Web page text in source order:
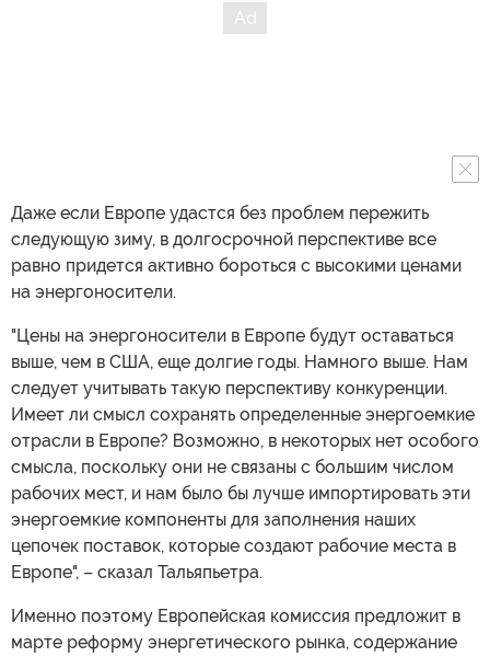
Даже если Европе удастся без проблем пережить
следующую зиму, в долгосрочной перспективе все
равно придется активно бороться с высокими ценами
на энергоносители.
"Цены на энергоносители в Европе будут оставаться
выше, чем в США, еще долгие годы. Намного выше. Нам
следует учитывать такую перспективу конкуренции.
Имеет ли смысл сохранять определенные энергоемкие
отрасли в Европе? Возможно, в некоторых нет особого
смысла, поскольку они не связаны с большим числом
рабочих мест, и нам было бы лучше импортировать эти
энергоемкие компоненты для заполнения наших
цепочек поставок, которые создают рабочие места в
Европе", – сказал Тальяпьетра.
Именно поэтому Европейская комиссия предложит в
марте реформу энергетического рынка, содержание